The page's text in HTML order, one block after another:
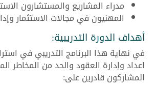
مدراء المشاريع والمستشارون
المهنيون في مجالات الاستثمار
أهداف الدورة التدريبية:
في نهاية هذا البرنامج التدريبي في
اعداد وإدارة العقود والحد من المخاطر
المشاركون قادرين على: